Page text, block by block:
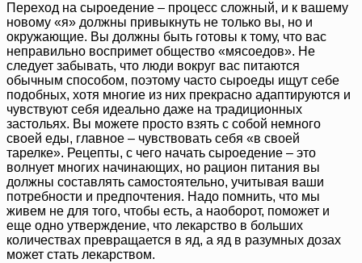
Переход на сыроедение – процесс сложный, и к вашему
новому «я» должны привыкнуть не только вы, но и
окружающие. Вы должны быть готовы к тому, что вас
неправильно воспримет общество «мясоедов». Не
следует забывать, что люди вокруг вас питаются
обычным способом, поэтому часто сыроеды ищут себе
подобных, хотя многие из них прекрасно адаптируются и
чувствуют себя идеально даже на традиционных
застольях. Вы можете просто взять с собой немного
своей еды, главное – чувствовать себя «в своей
тарелке». Рецепты, с чего начать сыроедение – это
волнует многих начинающих, но рацион питания вы
должны составлять самостоятельно, учитывая ваши
потребности и предпочтения. Надо помнить, что мы
живем не для того, чтобы есть, а наоборот, поможет и
еще одно утверждение, что лекарство в больших
количествах превращается в яд, а яд в разумных дозах
может стать лекарством.